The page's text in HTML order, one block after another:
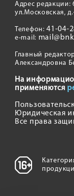
Адрес редакции:
ул.Московская,
Телефон:41-04-
e-mail:
Главный
Александровна
На
применяются
Юридическая
Все права